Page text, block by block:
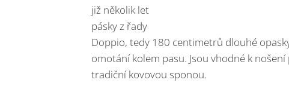
již několik let
pásky z řady
Doppio, tedy 180 centimetrů dlouhé
omotání kolem pasu. Jsou vhodné k
tradiční kovovou sponou.